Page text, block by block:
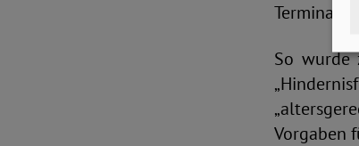
Terminals
So wurde
Vorgaben